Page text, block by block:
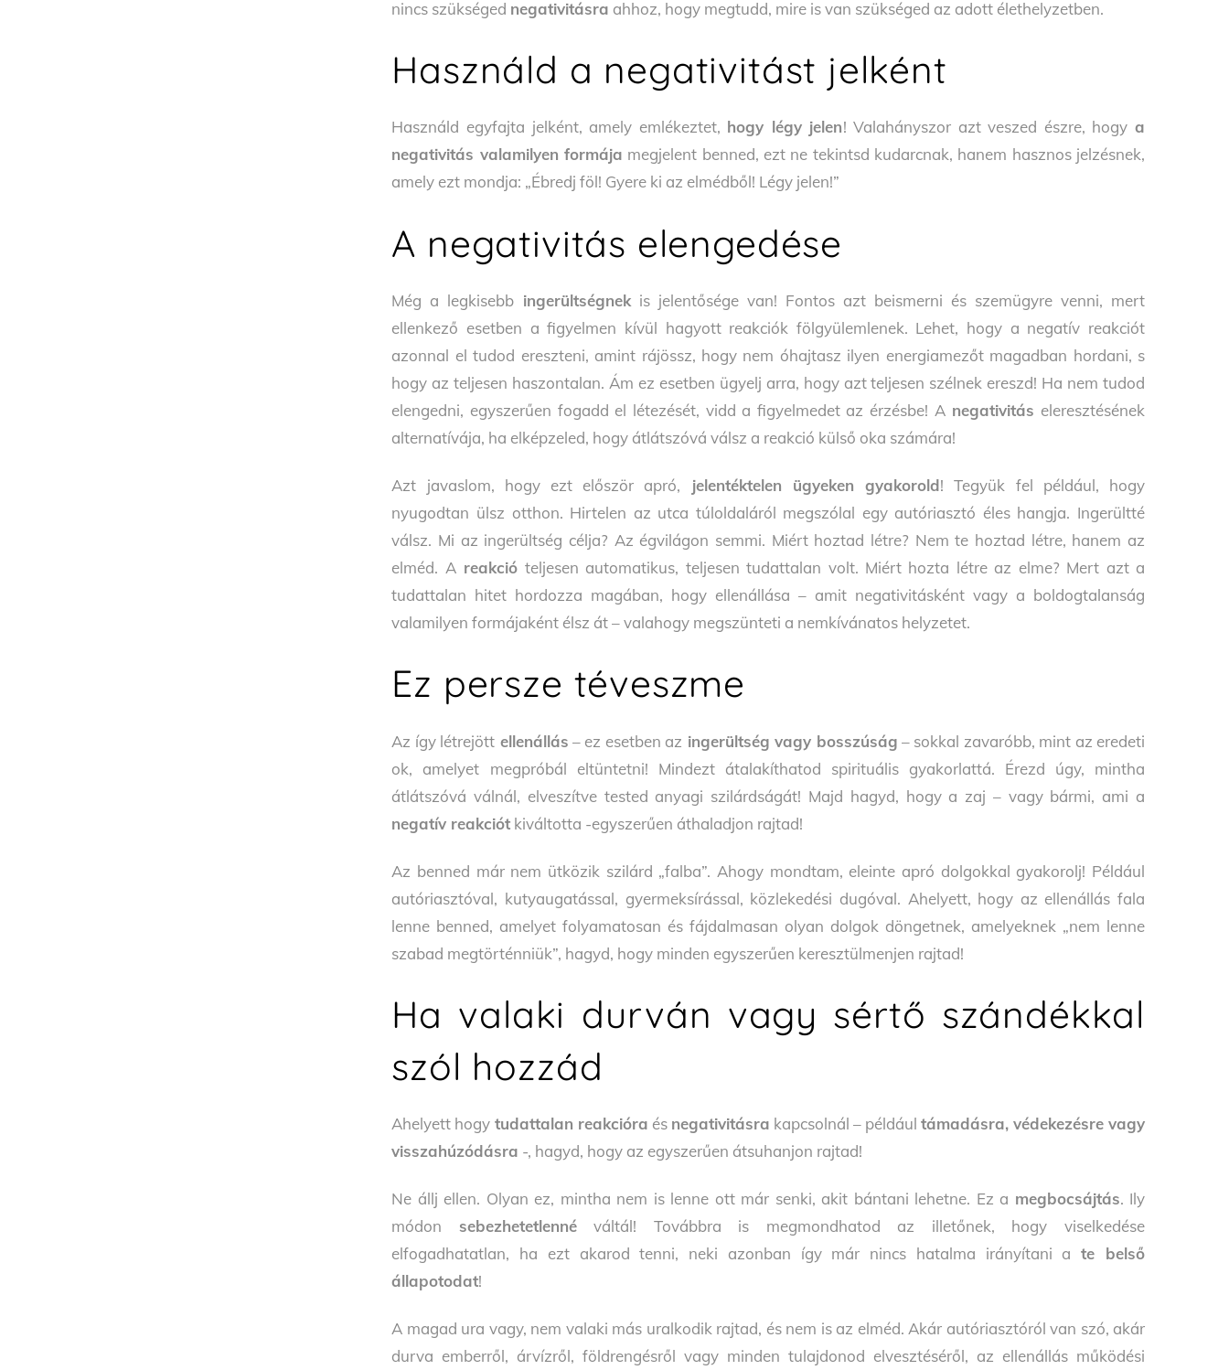
nincs szükséged negativitásra ahhoz, hogy megtudd, mire is van szükséged az adott élethelyzetben.
Használd a negativitást jelként
Használd egyfajta jelként, amely emlékeztet, hogy légy jelen! Valahányszor azt veszed észre, hogya
negativitás valamilyen formája megjelent benned, ezt ne tekintsd kudarcnak, hanem hasznos jelzésnek,
amely ezt mondja: „Ébredj föl! Gyere ki az elmédből! Légy jelen!”
A negativitás elengedése
Még a legkisebb ingerültségnekis jelentősége van! Fontos azt beismerni és szemügyre venni, mert
ellenkező esetben a figyelmen kívül hagyott reakciók fölgyülemlenek. Lehet, hogy a negatív reakciót
azonnal el tudod ereszteni, amint rájössz, hogy nem óhajtasz ilyen energiamezőt magadban hordani, s
hogy az teljesen haszontalan. Ám ez esetben ügyelj arra, hogy azt teljesen szélnek ereszd! Ha nem tudod
elengedni, egyszerűen fogadd el létezését, vidd a figyelmedet az érzésbe! Anegativitás eleresztésének
alternatívája, ha elképzeled, hogy átlátszóvá válsz a reakció külső oka számára!
Azt javaslom, hogy ezt először apró, jelentéktelen ügyeken gyakorold! Tegyük fel például, hogy
nyugodtan ülsz otthon. Hirtelen az utca túloldaláról megszólal egy autóriasztó éles hangja. Ingerültté
válsz. Mi az ingerültség célja? Az égvilágon semmi. Miért hoztad létre? Nem te hoztad létre, hanem az
elméd. Areakció teljesen automatikus, teljesen tudattalan volt. Miért hozta létre az elme? Mert azt a
tudattalan hitet hordozza magában, hogy ellenállása – amit negativitásként vagy a boldogtalanság
valamilyen formájaként élsz át – valahogy megszünteti a nemkívánatos helyzetet.
Ez persze téveszme
Az így létrejött ellenállás – ez esetben az ingerültség vagy bosszúság – sokkal zavaróbb, mint az eredeti
ok, amelyet megpróbál eltüntetni! Mindezt átalakíthatod spirituális gyakorlattá. Érezd úgy, mintha
átlátszóvá válnál, elveszítve tested anyagi szilárdságát! Majd hagyd, hogy a zaj – vagy bármi, ami a
negatív reakciót kiváltotta -egyszerűen áthaladjon rajtad!
Az benned már nem ütközik szilárd „falba”. Ahogy mondtam, eleinte apró dolgokkal gyakorolj! Például
autóriasztóval, kutyaugatással, gyermeksírással, közlekedési dugóval. Ahelyett, hogy az ellenállás fala
lenne benned, amelyet folyamatosan és fájdalmasan olyan dolgok döngetnek, amelyeknek „nem lenne
szabad megtörténniük”, hagyd, hogy minden egyszerűen keresztülmenjen rajtad!
Ha valaki durván vagy sértő szándékkal
szól hozzád
Ahelyett hogy tudattalan reakcióra és negativitásra kapcsolnál – például támadásra, védekezésre vagy
visszahúzódásra -, hagyd, hogy az egyszerűen átsuhanjon rajtad!
Ne állj ellen. Olyan ez, mintha nem is lenne ott már senki, akit bántani lehetne. Ez a megbocsájtás. Ily
módon sebezhetetlennéváltál! Továbbra is megmondhatod az illetőnek, hogy viselkedése
elfogadhatatlan, ha ezt akarod tenni, neki azonban így már nincs hatalma irányítani ate belső
állapotodat!
A magad ura vagy, nem valaki más uralkodik rajtad, és nem is az elméd. Akár autóriasztóról van szó, akár
durva emberről, árvízről, földrengésről vagy minden tulajdonod elvesztéséről, az ellenállás működési